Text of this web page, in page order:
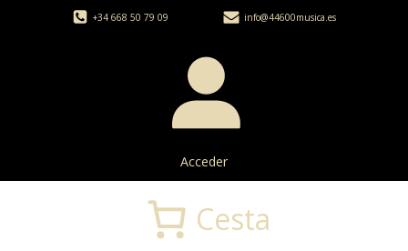
+34 668 50 79 09 info@44600musica.es
Acceder
Cesta